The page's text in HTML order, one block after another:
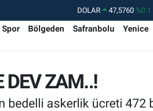
DOLAR 47,5760 %0.1
EURO
55,0126 %0.29
BİST100
BITCOIN
64.084,87 %0.35
Spor Bölgeden Safranbolu Yenice
DEV ZAM..!
bedelli askerlik ücreti 472